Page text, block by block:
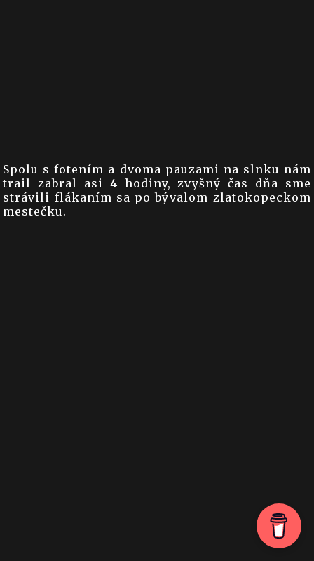
Spolu s fotením a dvoma pauzami na slnku nám
trail zabral asi 4 hodiny, zvyšný čas dňa sme
strávili flákaním sa po bývalom zlatokopeckom
mestečku.